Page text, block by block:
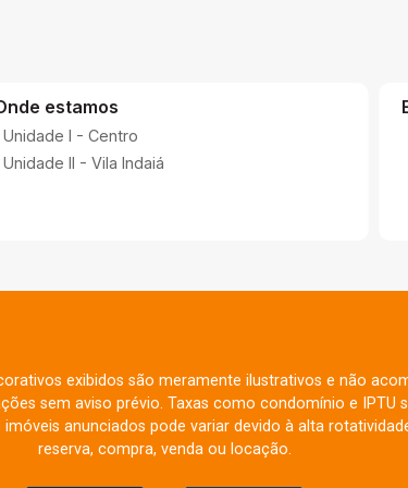
estamos
Unidade I - Centro
Unidade II - Vila Indaiá
exibidos são meramente ilustrativos e não
sem aviso prévio. Taxas como condomínio e
anunciados pode variar devido à alta
reserva, compra, venda ou locação.